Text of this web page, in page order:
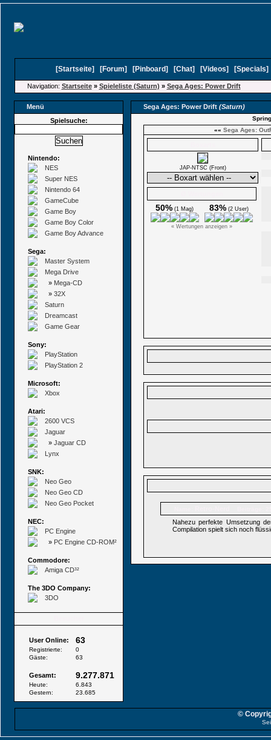
[Startseite] [Forum] [Pinboard] [Chat] [Videos] [Specials
Navigation: Startseite» Spieleliste (Saturn) » Sega Ages: Power Drift
Menü Sega Ages: Power Drift (Saturn)
Spielsuche:
Nintendo:
NES
Super NES
Nintendo 64
GameCube
Game Boy
Game Boy Color
Game Boy Advance
Sega:
Master System
Mega Drive
» Mega-CD
» 32X
Saturn
Dreamcast
Game Gear
Sony:
PlayStation
PlayStation 2
Microsoft:
Xbox
Atari:
2600 VCS
Jaguar
» Jaguar CD
Lynx
SNK:
Neo Geo
Neo Geo CD
Neo Geo Pocket
NEC:
PC Engine
» PC Engine CD-ROM²
Commodore:
Amiga CD³²
The 3DO Company:
3DO
User Online: 63
Registrierte:
0
Gäste:
63
Gesamt: 9.277.871
Heute:
6.843
Gestern:
23.685
«« Sega Ages:
JAP-NTSC (Front)
50% (1 Mag) 83% (2 User)
« Wertungen anzeigen »
Nahezu perfekte Umsetzung
Compilation spielt sich noch
©